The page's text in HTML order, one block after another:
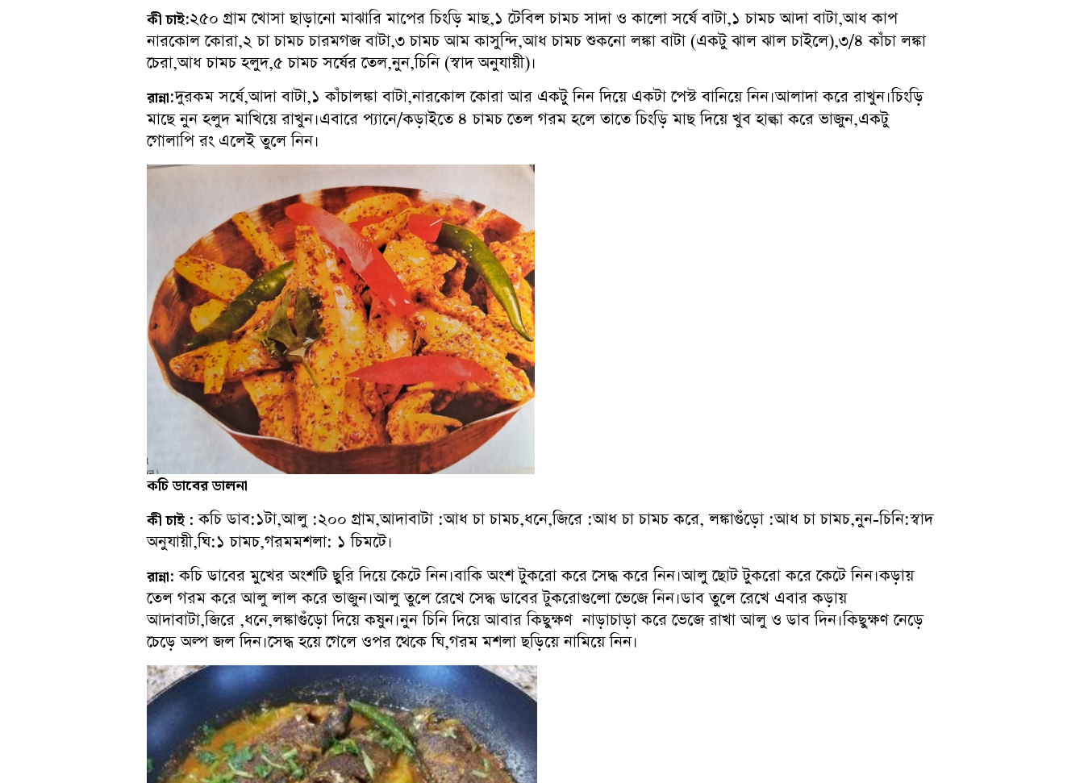
কী চাই:২৫০ গ্রাম খোসা ছাড়ানো মাঝারি মাপের চিংড়ি মাছ,১ টেবিল চামচ সাদা ও কালো সর্ষে বাটা,১ চামচ আদা বাটা,আধ কাপ
নারকোল কোরা,২ চা চামচ চারমগজ বাটা,৩ চামচ আম কাসুন্দি,আধ চামচ শুকনো লঙ্কা বাটা (একটু ঝাল ঝাল চাইলে),৩/৪ কাঁচা লঙ্কা
চেরা,আধ চামচ হলুদ,৫ চামচ সর্ষের তেল,নুন,চিনি (স্বাদ অনুযায়ী)।
রান্না:দুরকম সর্ষে,আদা বাটা,১ কাঁচালঙ্কা বাটা,নারকোল কোরা আর একটু নিন দিয়ে একটা পেস্ট বানিয়ে নিন।আলাদা করে রাখুন।চিংড়ি
মাছে নুন হলুদ মাখিয়ে রাখুন।এবারে প্যানে/কড়াইতে ৪ চামচ তেল গরম হলে তাতে চিংড়ি মাছ দিয়ে খুব হাল্কা করে ভাজুন,একটু
গোলাপি রং এলেই তুলে নিন।
কচিডাবেরডালনা
কী চাই : কচি ডাব:১টা,আলু :২০০ গ্রাম,আদাবাটা :আধ চা চামচ,ধনে,জিরে :আধ চা চামচ করে, লঙ্কাগুঁড়ো :আধ চা চামচ,নুন-চিনি:স্বাদ
অনুযায়ী,ঘি:১ চামচ,গরমমশলা: ১ চিমটে।
রান্না: কচি ডাবের মুখের অংশটি ছুরি দিয়ে কেটে নিন।বাকি অংশ টুকরো করে সেদ্ধ করে নিন।আলু ছোট টুকরো করে কেটে নিন।কড়ায়
তেল গরম করে আলু লাল করে ভাজুন।আলু তুলে রেখে সেদ্ধ ডাবের টুকরোগুলো ভেজে নিন।ডাব তুলে রেখে এবার কড়ায়
আদাবাটা,জিরে ,ধনে,লঙ্কাগুঁড়ো দিয়ে কষুন।নুন চিনি দিয়ে আবার কিছুক্ষণ নাড়াচাড়া করে ভেজে রাখা আলু ও ডাব দিন।কিছুক্ষণ নেড়ে
চেড়ে অল্প জল দিন।সেদ্ধ হয়ে গেলে ওপর থেকে ঘি,গরম মশলা ছড়িয়ে নামিয়ে নিন।